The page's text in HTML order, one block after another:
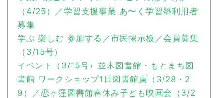
（4/25）／学習支援事業 あ〜く学習塾利用者
募集
学ぶ 楽しむ 参加する／市民掲示板／会員募集
（3/15号）
イベント（3/15号）並木図書館・もとまち図
書館 ワークショップ1日図書館員（3/28・2
9）／恋ヶ窪図書館春休み子ども映画会（3/2